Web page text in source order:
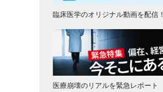
臨床医学のオリジナル動画を配信！
医療崩壊のリアルを緊急レポート